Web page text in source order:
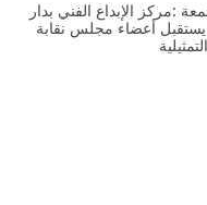
:مركز الإبداع الفني بدار
يستقبل أعضاء مجلس نقابة